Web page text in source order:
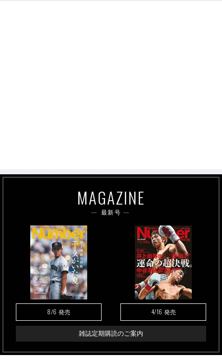
MAGAZINE
最新号
8/6 発売 4/16 発売
雑誌定期購読のご案内